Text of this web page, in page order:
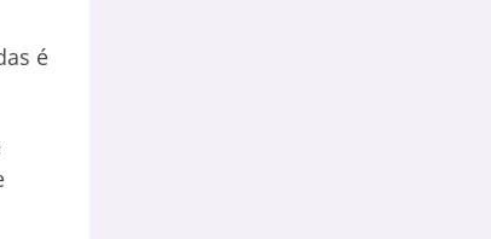
é